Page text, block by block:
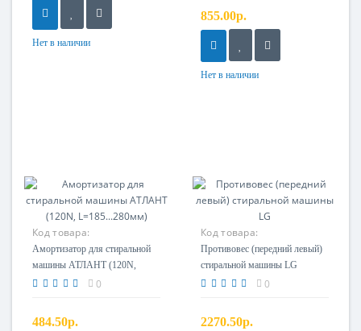
Нет в наличии
855.00р.
Нет в наличии
Код товара:
908092002860
Амортизатор для стиральной
машины АТЛАНТ (120N,
L=185...280мм) 0
484.50р.
Код товара:
MAG62303603
Противовес (передний левый)
стиральной машины LG
0
2270.50р.